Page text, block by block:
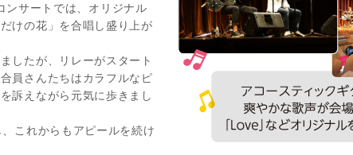
サートでは、オリジナル
けの花」を合唱し盛り上が
したが、リレーがスタート
員さんたちはカラフルなピ
訴えながら元気に歩きまし
これからもアピールを続け